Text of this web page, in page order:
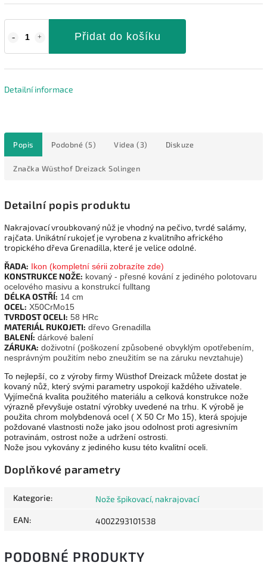
Přidat do košíku
Detailní informace
Popis Podobné (5) Videa (3) Diskuze
Značka Wüsthof Dreizack Solingen
Detailní popis produktu
Nakrajovací vroubkovaný nůž je vhodný na pečivo, tvrdé salámy,
rajčata. Unikátní rukojeť je vyrobena z kvalitního afrického
tropického dřeva Grenadilla, které je velice odolné.
ŘADA: Ikon (kompletní sérii zobrazíte zde)
KONSTRUKCE NOŽE: kovaný - přesné kování z jediného polotovaru
ocelového masivu a konstrukcí fulltang
DÉLKA OSTŘÍ: 14 cm
OCEL: X50CrMo15
TVRDOST OCELI: 58 HRc
MATERIÁL RUKOJETI: dřevo Grenadilla
BALENÍ: dárkové balení
ZÁRUKA: doživotní (poškození způsobené obvyklým opotřebením,
nesprávným použitím nebo zneužitím se na záruku nevztahuje)
To nejlepší, co z výroby firmy Wüsthof Dreizack můžete dostat je
kovaný nůž, který svými parametry uspokojí každého uživatele.
Vyjímečná kvalita použitého materiálu a celková konstrukce nože
výrazně převyšuje ostatní výrobky uvedené na trhu. K výrobě je
použita chrom molybdenová ocel ( X 50 Cr Mo 15), která spojuje
poždované vlastnosti nože jako jsou odolnost proti agresivním
potravinám, ostrost nože a udržení ostrosti.
Nože jsou vykovány z jediného kusu této kvalitní oceli.
Doplňkové parametry
Kategorie: Nože špikovací, nakrajovací
EAN: 4002293101538
PODOBNÉ PRODUKTY